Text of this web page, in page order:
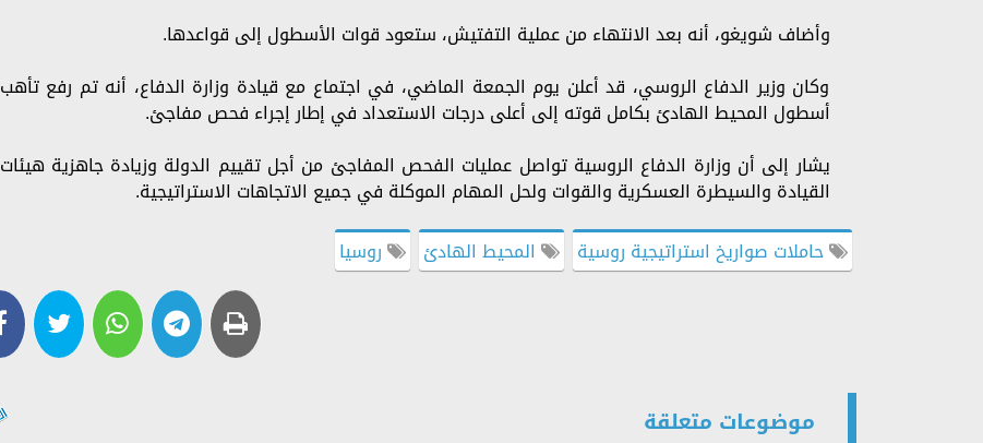
وأضاف شويغو، أنه بعد الانتهاء من عملية التفتيش، ستعود قوات الأسطول إلى قواعدها.
وكان وزير الدفاع الروسي، قد أعلن يوم الجمعة الماضي، في اجتماع مع قيادة وزارة الدفاع، أنه تم رفع تأهب
أسطول المحيط الهادئ بكامل قوته إلى أعلى درجات الاستعداد في إطار إجراء فحص مفاجئ.
يشار إلى أن وزارة الدفاع الروسية تواصل عمليات الفحص المفاجئ من أجل تقييم الدولة وزيادة جاهزية هيئات
القيادة والسيطرة العسكرية والقوات ولحل المهام الموكلة في جميع الاتجاهات الاستراتيجية.
حاملات صواريخ استراتيجية روسية
المحيط الهادئ روسيا
موضوعات متعلقة